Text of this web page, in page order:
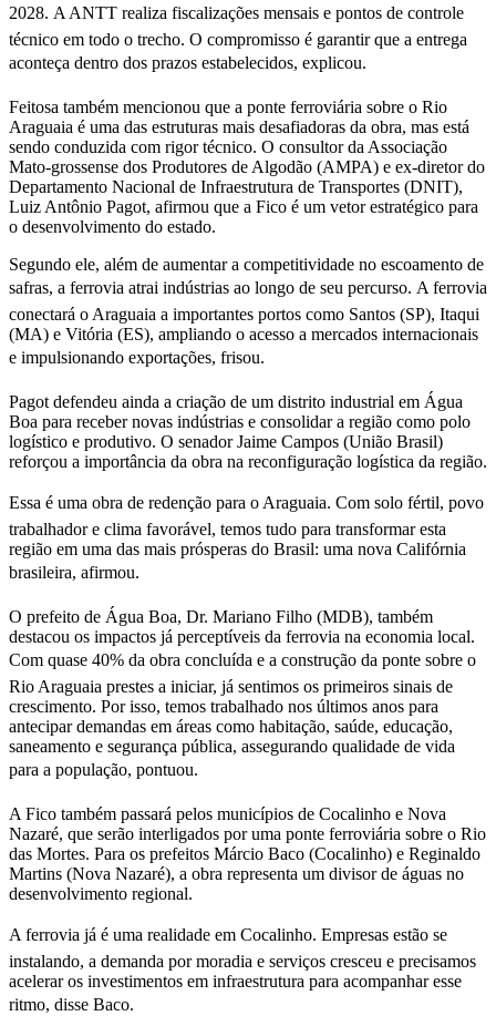
2028. A ANTT realiza fiscalizações mensais e pontos de controle
técnico em todo o trecho. O compromisso é garantir que a entrega
aconteça dentro dos prazos estabelecidos, explicou.
Feitosa também mencionou que a ponte ferroviária sobre o Rio
Araguaia é uma das estruturas mais desafiadoras da obra, mas está
sendo conduzida com rigor técnico. O consultor da Associação
Mato-grossense dos Produtores de Algodão (AMPA) e ex-diretor do
Departamento Nacional de Infraestrutura de Transportes (DNIT),
Luiz Antônio Pagot, afirmou que a Fico é um vetor estratégico para
o desenvolvimento do estado.
Segundo ele, além de aumentar a competitividade no escoamento de
safras, a ferrovia atrai indústrias ao longo de seu percurso. A ferrovia
conectará o Araguaia a importantes portos como Santos (SP), Itaqui
(MA) e Vitória (ES), ampliando o acesso a mercados internacionais
e impulsionando exportações, frisou.
Pagot defendeu ainda a criação de um distrito industrial em Água
Boa para receber novas indústrias e consolidar a região como polo
logístico e produtivo. O senador Jaime Campos (União Brasil)
reforçou a importância da obra na reconfiguração logística da região.
Essa é uma obra de redenção para o Araguaia. Com solo fértil, povo
trabalhador e clima favorável, temos tudo para transformar esta
região em uma das mais prósperas do Brasil: uma nova Califórnia
brasileira, afirmou.
O prefeito de Água Boa, Dr. Mariano Filho (MDB), também
destacou os impactos já perceptíveis da ferrovia na economia local.
Com quase 40% da obra concluída e a construção da ponte sobre o
Rio Araguaia prestes a iniciar, já sentimos os primeiros sinais de
crescimento. Por isso, temos trabalhado nos últimos anos para
antecipar demandas em áreas como habitação, saúde, educação,
saneamento e segurança pública, assegurando qualidade de vida
para a população, pontuou.
A Fico também passará pelos municípios de Cocalinho e Nova
Nazaré, que serão interligados por uma ponte ferroviária sobre o Rio
das Mortes. Para os prefeitos Márcio Baco (Cocalinho) e Reginaldo
Martins (Nova Nazaré), a obra representa um divisor de águas no
desenvolvimento regional.
A ferrovia já é uma realidade em Cocalinho. Empresas estão se
instalando, a demanda por moradia e serviços cresceu e precisamos
acelerar os investimentos em infraestrutura para acompanhar esse
ritmo, disse Baco.